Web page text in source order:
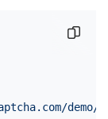
demo/